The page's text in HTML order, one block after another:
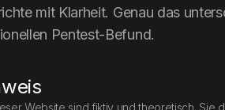
mit Klarheit. Genau das
Pentest-Befund.